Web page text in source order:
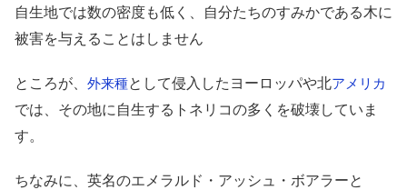
自生地では数の密度も低く、自分たちのすみかである木に
被害を与えることはしません
ところが、 外来種として侵入したヨーロッパや北アメリカ
では、その地に自生するトネリコの多くを破壊していま
す。
ちなみに、英名のエメラルド・アッシュ・ボアラーと